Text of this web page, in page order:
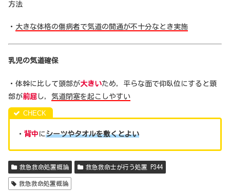
方法
・ 大きな体格の傷病者で気道の開通が不十分なとき実施
乳児の気道確保
・体幹に比して頭部が大きいため，平らな面で仰臥位にすると頸
部が前屈 し， 気道閉塞を起こしやすい
・ 背中 にシーツやタオルを敷くとよい
救急救命処置概論 救急救命士が行う処置 P344
救急救命処置概論